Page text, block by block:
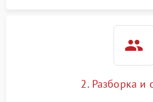
2. Разборка и